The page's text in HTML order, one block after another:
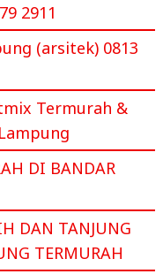
2911
(arsitek) 0813
Termurah &
DI BANDAR
DAN TANJUNG
TERMURAH